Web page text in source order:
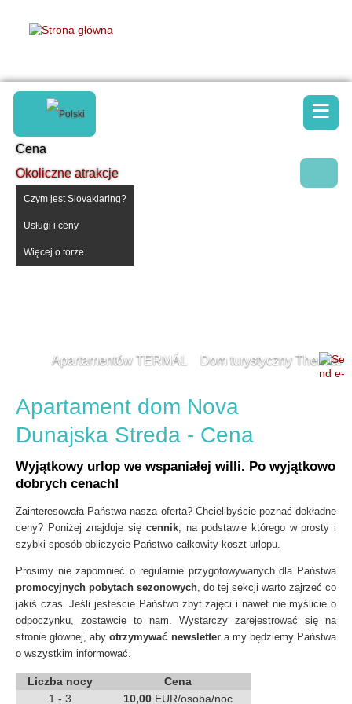
Cena
Okoliczne atrakcje
Czym jest Slovakiaring?
Usługi i ceny
Więcej o torze
Apartamentów TERMÁL Dom turystyczny Thermal
≡
Apartament dom Nova
Dunajska Streda - Cena
Wyjątkowy urlop we wspaniałej willi. Po wyjątkowo
dobrych cenach!
Zainteresowała Państwa nasza oferta? Chcielibyście poznać dokładne
ceny? Poniżej znajduje się cennik, na podstawie którego w prosty i
szybki sposób obliczycie Państwo całkowity koszt urlopu.
Prosimy nie zapomnieć o regularnie przygotowywanych dla Państwa
promocyjnych pobytach sezonowych, do tej sekcji warto zajrzeć co
jakiś czas. Jeśli jesteście Państwo zbyt zajęci i nawet nie myślicie o
odpoczynku, zostawcie to nam. Wystarczy zarejestrować się na
stronie głównej, abyotrzymywać newslettera my będziemy Państwa
o wszystkim informować.
Liczba nocy
Cena
1 - 3
10,00 EUR/osoba/noc